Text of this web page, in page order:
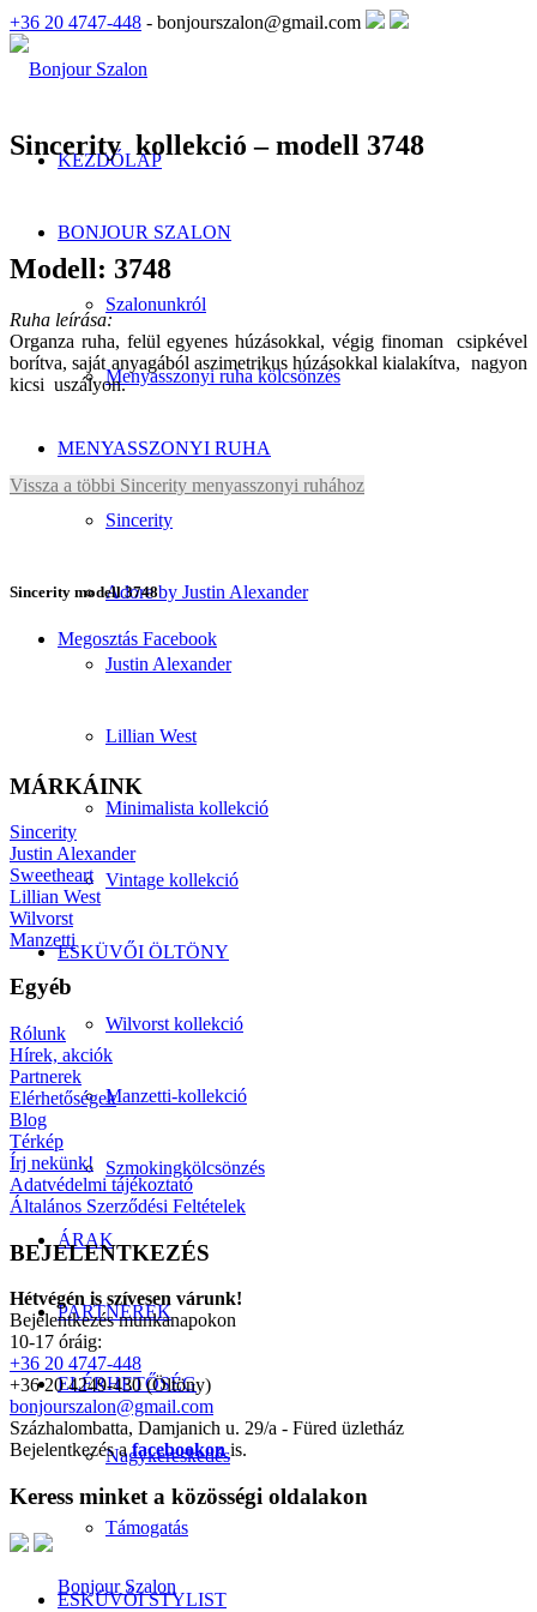
+36 20 4747-448 - bonjourszalon@gmail.com
KEZDŐLAP
BONJOUR SZALON
Szalonunkról
Menyasszonyi ruha kölcsönzés
MENYASSZONYI RUHA
Sincerity
Adore by Justin Alexander
Justin Alexander
Lillian West
Minimalista kollekció
Vintage kollekció
ESKÜVŐI ÖLTÖNY
Wilvorst kollekció
Manzetti-kollekció
Szmokingkölcsönzés
ÁRAK
PARTNEREK
ELÉRHETŐSÉG
Nagykereskedés
Támogatás
ESKÜVŐI STYLIST
Sincerity kollekció – modell 3748
Modell: 3748
Ruha leírása:
Organza ruha, felül egyenes húzásokkal, végig finoman csipkével
borítva, saját anyagából aszimetrikus húzásokkal kialakítva, nagyon
kicsi uszályon.
Vissza a többi Sincerity menyasszonyi ruhához
Sincerity modell 3748
Megosztás Facebook
MÁRKÁINK
Sincerity
Justin Alexander
Sweetheart
Lillian West
Wilvorst
Manzetti
Egyéb
Rólunk
Hírek, akciók
Partnerek
Elérhetőségek
Blog
Térkép
Írj nekünk!
Adatvédelmi tájékoztató
Általános Szerződési Feltételek
BEJELENTKEZÉS
Hétvégén is szívesen várunk!
Bejelentkezés munkanapokon
10-17 óráig:
+36 20 4747-448
+36 20 4249-430 (Öltöny)
bonjourszalon@gmail.com
Százhalombatta, Damjanich u. 29/a - Füred üzletház
Bejelentkezés afacebookon is.
Keress minket a közösségi oldalakon
Bonjour Szalon